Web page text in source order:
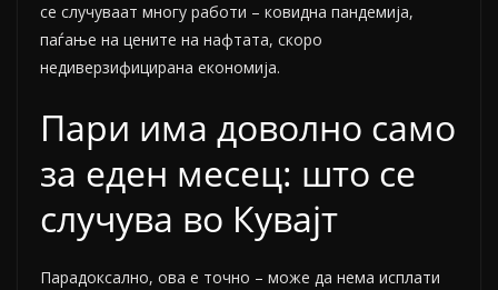
се случуваат многу работи – ковидна пандемија,
паѓање на цените на нафтата, скоро
недиверзифицирана економија.
Пари има доволно само
за еден месец: што се
случува во Кувајт
Парадоксално, ова е точно – може да нема исплати